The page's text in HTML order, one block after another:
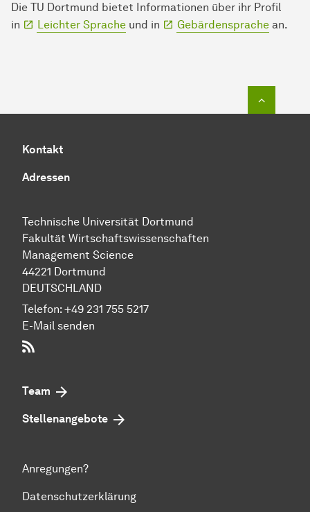
Die TU Dort­mund bietet In­for­ma­ti­onen über ihr Profil
in
Leichter Sprache und in Gebärdensprache an.
Kontakt
Adressen
Technische Uni­ver­si­tät Dort­mund
Fakultät Wirtschafts­wissen­schaften
Management Science
44221 Dort­mund
DEUTSCHLAND
Telefon: +49 231 755 5217
E-Mail senden
Team
Stellenangebote
Anregungen?
Datenschutzerklärung